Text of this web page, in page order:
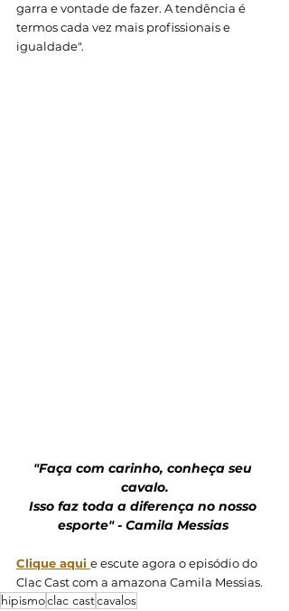
garra e vontade de fazer. A tendência é
termos cada vez mais profissionais e
igualdade".
"Faça com carinho, conheça seu
cavalo.
Isso faz toda a diferença no nosso
esporte" - Camila Messias
Clique aqui e escute agora o episódio do
Clac Cast com a amazona Camila Messias.
hipismoclac castcavalos